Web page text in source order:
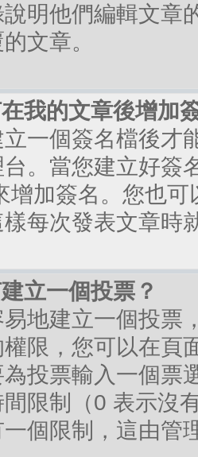
明他們編輯文章
文章。
我的文章後增加
一個簽名檔後才
台。當您建立好簽
增加簽名。您也
每次發表文章時
立一個投票？
地建立一個投票
限，您可以在頁
投票輸入一個票
限制（0 表示沒
個限制，這由管